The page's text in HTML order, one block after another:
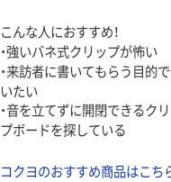
こんな人におすすめ！
・強いバネ式クリップが怖い
・来訪者に書いてもらう目的
いたい
・音を立てずに開閉できるク
プボードを探している
コクヨのおすすめ商品はこち